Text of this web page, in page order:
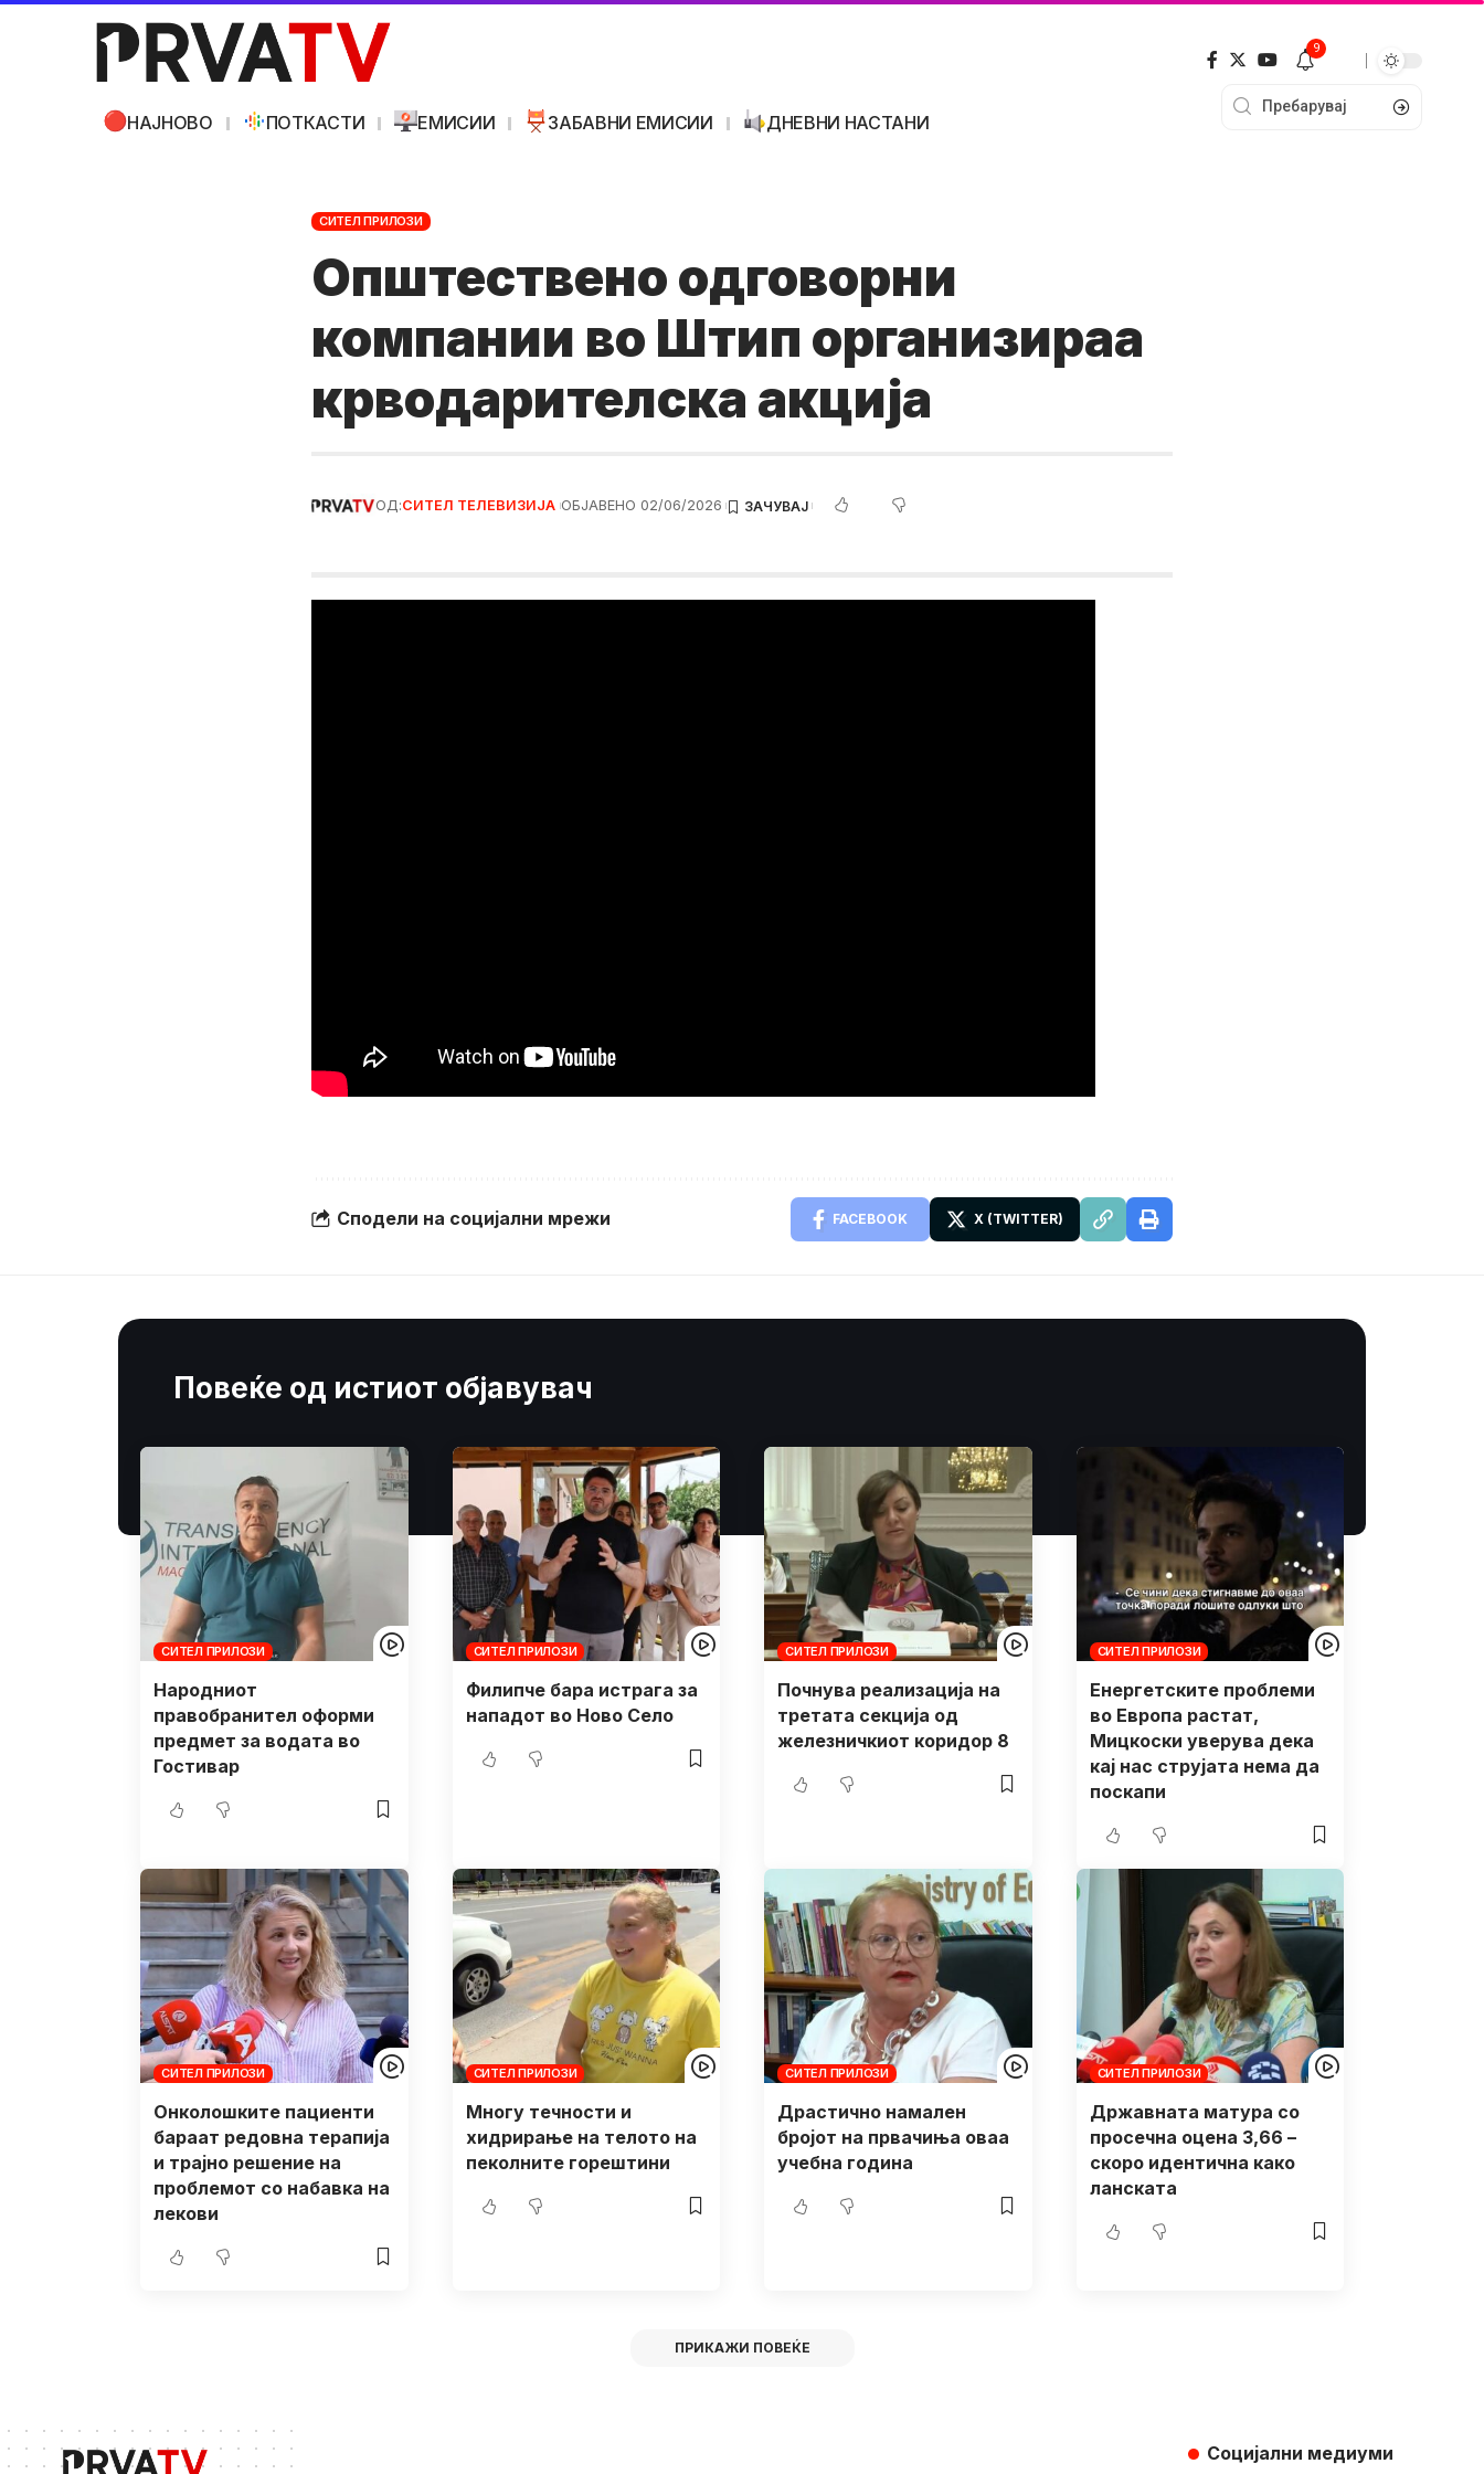
НАЈНОВО ПОТКАСТИ ЕМИСИИ ЗАБАВНИ ЕМИСИИ ДНЕВНИ НАСТАНИ
9
СИТЕЛ ПРИЛОЗИ
Општествено одговорни
компании во Штип организираа
крводарителска акција
ОД:СИТЕЛ ТЕЛЕВИЗИЈА ОБЈАВЕНО 02/06/2026
Сподели на социјални мрежи FACEBOOK X (TWITTER)
Повеќе од истиот објавувач
СИТЕЛ ПРИЛОЗИ
Народниот
правобранител оформи
предмет за водата во
Гостивар
СИТЕЛ ПРИЛОЗИ
Филипче бара истрага за
нападот во Ново Село
СИТЕЛ ПРИЛОЗИ
Почнува реализација на
третата секција од
железничкиот коридор 8
СИТЕЛ ПРИЛОЗИ
Енергетските проблеми
во Европа растат,
Мицкоски уверува дека
кај нас струјата нема да
поскапи
СИТЕЛ ПРИЛОЗИ
Онколошките пациенти
бараат редовна терапија
и трајно решение на
проблемот со набавка на
лекови
СИТЕЛ ПРИЛОЗИ
Многу течности и
хидрирање на телото на
пеколните горештини
СИТЕЛ ПРИЛОЗИ
Драстично намален
бројот на првачиња оваа
учебна година
СИТЕЛ ПРИЛОЗИ
Државната матура со
просечна оцена 3,66 –
скоро идентична како
ланската
ПРИКАЖИ ПОВЕЌЕ
Социјални медиуми